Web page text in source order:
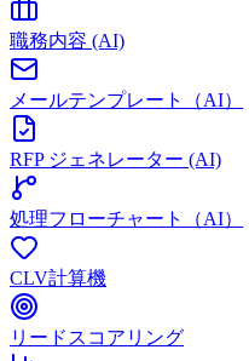
職務内容 (AI)
メールテンプレート（AI）
RFP ジェネレーター (AI)
処理フローチャート（AI）
CLV計算機
リードスコアリング